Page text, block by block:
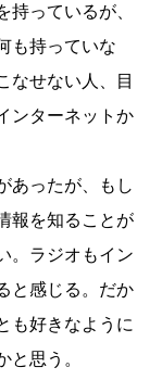
っているが、
も持っていな
なせない人、目
ンターネットか
あったが、もし
報を知ることが
。ラジオもイン
と感じる。だか
も好きなように
と思う。